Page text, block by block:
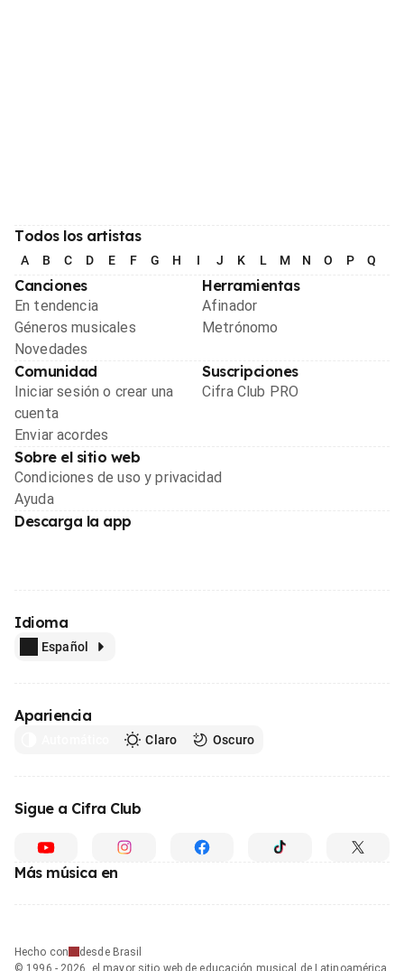
Todos los artistas
A B C D E F G H I J K L M N O P Q
Canciones
En tendencia
Géneros musicales
Novedades
Herramientas
Afinador
Metrónomo
Comunidad
Iniciar sesión o crear una
cuenta
Enviar acordes
Suscripciones
Cifra Club PRO
Sobre el sitio web
Condiciones de uso y privacidad
Ayuda
Descarga la app
Idioma
Español
Apariencia
Claro Oscuro
Sigue a Cifra Club
Más música en
Hecho con
desde Brasil
© 1996 - 2026, el mayor sitio web de educación musical de Latinoamérica